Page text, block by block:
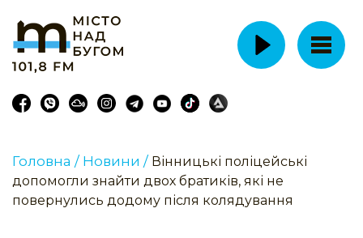
Головна / Новини / Вінницькі поліцейські
допомогли знайти двох братиків, які не
повернулись додому після колядування